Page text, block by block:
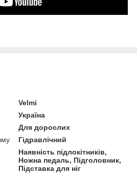
Velmi
Україна
Для дорослих
Гідравлічний
Наявність підлокітників,
Ножна педаль, Підголовник,
Підставка для ніг